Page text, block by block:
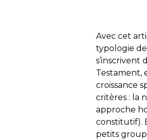
Avec cet
typologie
s’inscrivent
Testament,
croissance
critères : la
approche
constitutif).
petits